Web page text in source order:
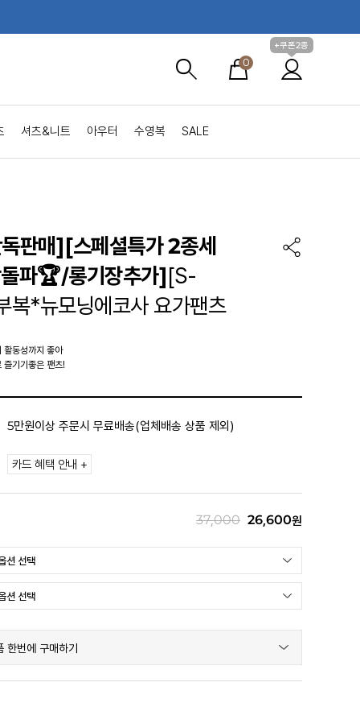
0
+쿠폰2종
셔츠&니트 아우터 수영복 SALE
판매][스페셜특가 2종세
파🏆/롱기장추가][S-
복*뉴모닝에코사 요가팬츠
활동성까지 좋아
즐기기좋은 팬츠!
5만원이상 주문시 무료배송(업체배송 상품 제외)
카드 혜택 안내 +
37,000 26,600원
한번에 구매하기